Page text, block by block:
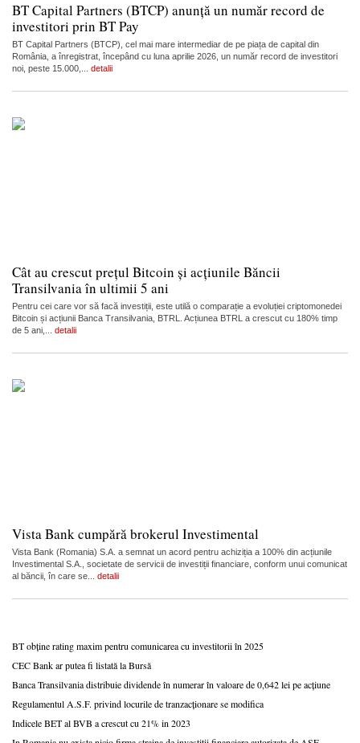
BT Capital Partners (BTCP) anunță un număr record de
investitori prin BT Pay
BT Capital Partners (BTCP), cel mai mare intermediar de pe piața de capital din
România, a înregistrat, începând cu luna aprilie 2026, un număr record de investitori
noi, peste 15.000,... detalii
Cât au crescut prețul Bitcoin și acțiunile Băncii
Transilvania în ultimii 5 ani
Pentru cei care vor să facă investiții, este utilă o comparație a evoluției criptomonedei
Bitcoin și acțiunii Banca Transilvania, BTRL. Acțiunea BTRL a crescut cu 180% timp
de 5 ani,... detalii
Vista Bank cumpără brokerul Investimental
Vista Bank (Romania) S.A. a semnat un acord pentru achiziția a 100% din acțiunile
Investimental S.A., societate de servicii de investiții financiare, conform unui comunicat
al băncii, în care se... detalii
BT obține rating maxim pentru comunicarea cu investitorii în 2025
CEC Bank ar putea fi listată la Bursă
Banca Transilvania distribuie dividende în numerar în valoare de 0,642 lei pe acțiune
Regulamentul A.S.F. privind locurile de tranzacționare se modifica
Indicele BET al BVB a crescut cu 21% in 2023